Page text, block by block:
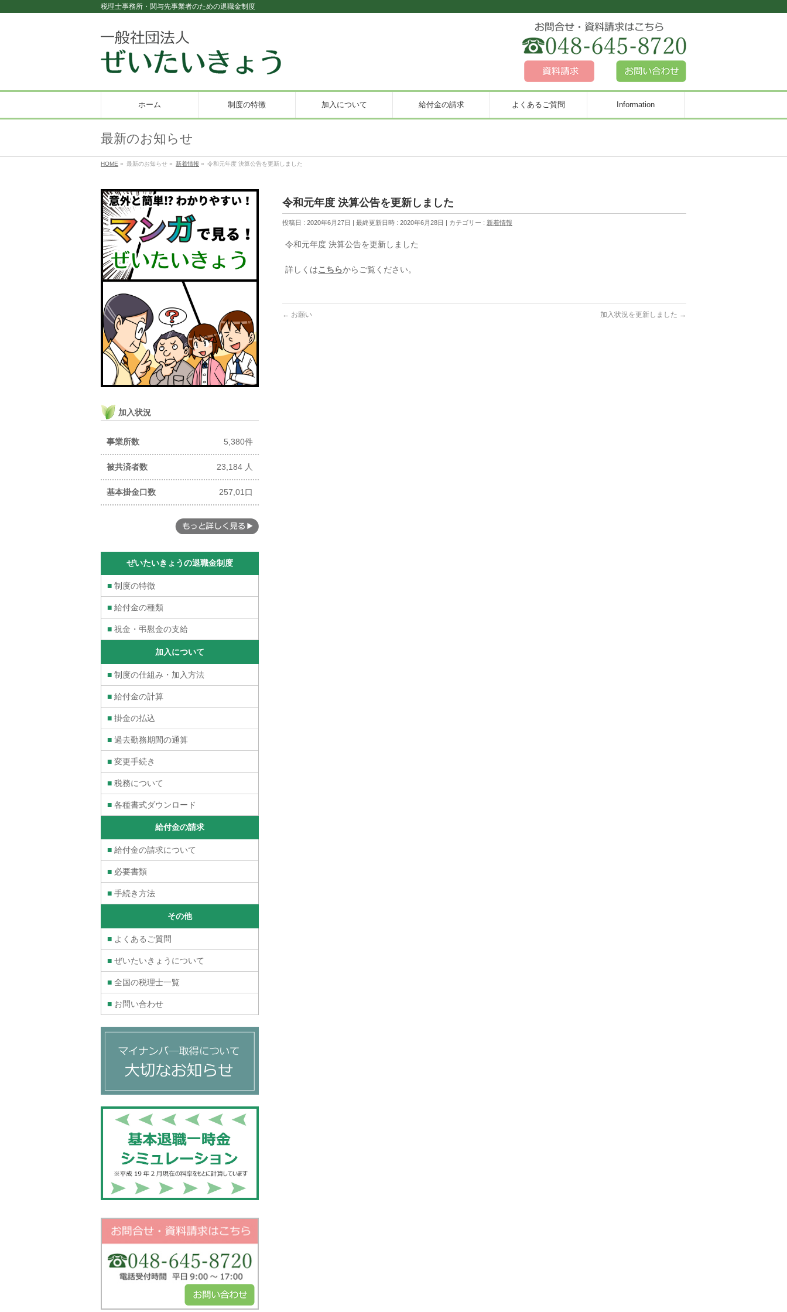
税理士事務所・関与先事業者のための退職金制度
ホーム 制度の特徴 加入について 給付金の請求 よくあるご質問 Information
最新のお知らせ
HOME » 最新のお知らせ » 新着情報 » 令和元年度 決算公告を更新しました
令和元年度 決算公告を更新しました
投稿日 : 2020年6月27日 最終更新日時 : 2020年6月28日 カテゴリー : 新着情報
令和元年度 決算公告を更新しました
詳しくはこちらからご覧ください。
← お願い 加入状況を更新しました →
加入状況
事業所数 5,380件
被共済者数 23,184 人
基本掛金口数 257,01口
ぜいたいきょうの退職金制度
■ 制度の特徴
■ 給付金の種類
■ 祝金・弔慰金の支給
加入について
■ 制度の仕組み・加入方法
■ 給付金の計算
■ 掛金の払込
■ 過去勤務期間の通算
■ 変更手続き
■ 税務について
■ 各種書式ダウンロード
給付金の請求
■ 給付金の請求について
■ 必要書類
■ 手続き方法
その他
■ よくあるご質問
■ ぜいたいきょうについて
■ 全国の税理士一覧
■ お問い合わせ